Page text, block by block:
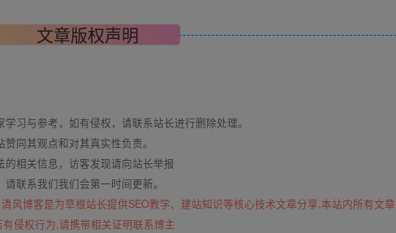
文章版权声明
习与参考，如有侵权，请联系站长进行删除处理。
同其观点和对其真实性负责。
相关信息，访客发现请向站长举报
联系我们我们会第一时间更新。
风博客是为草根站长提供SEO教学、建站知识等核心技术文章分享,本站内所有文章
侵权行为,请携带相关证明联系博主